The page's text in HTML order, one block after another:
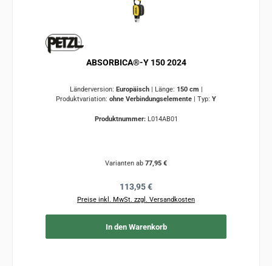
ABSORBICA®-Y 150 2024
Länderversion: Europäisch | Länge: 150 cm |
Produktvariation: ohne Verbindungselemente | Typ: Y
Produktnummer: L014AB01
Varianten ab 77,95 €
Regulärer Preis:
113,95 €
Preise inkl. MwSt. zzgl. Versandkosten
In den Warenkorb